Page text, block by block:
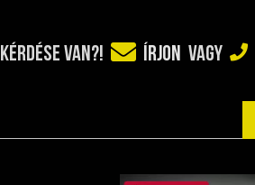
KÉRDÉSE VAN?! ÍRJON VAGY